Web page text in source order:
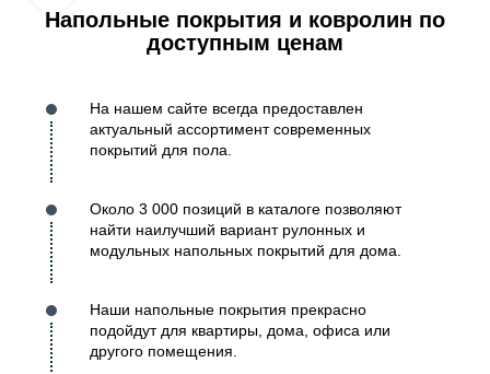
Напольные покрытия и ковролин по
доступным ценам
На нашем сайте всегда предоставлен
актуальный ассортимент современных
покрытий для пола.
Около 3 000 позиций в каталоге позволяют
найти наилучший вариант рулонных и
модульных напольных покрытий для дома.
Наши напольные покрытия прекрасно
подойдут для квартиры, дома, офиса или
другого помещения.